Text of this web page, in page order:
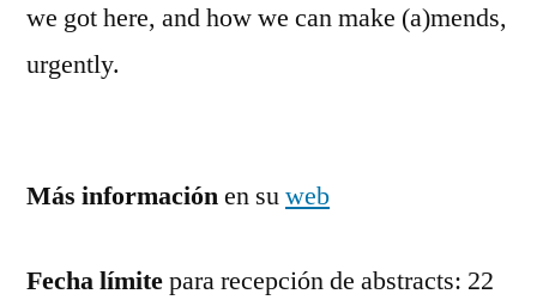
we got here, and how we can make (a)mends,
urgently.
Más informaciónen suweb
Fecha límitepara recepción de abstracts: 22